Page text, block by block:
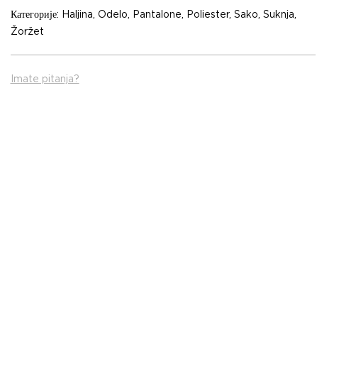
Категорије: Haljina, Odelo, Pantalone, Poliester, Sako, Suknja,
Žoržet
Imate pitanja?